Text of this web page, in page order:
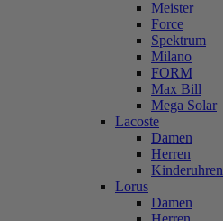
Meister
Force
Spektrum
Milano
FORM
Max Bill
Mega Solar
Lacoste
Damen
Herren
Kinderuhren
Lorus
Damen